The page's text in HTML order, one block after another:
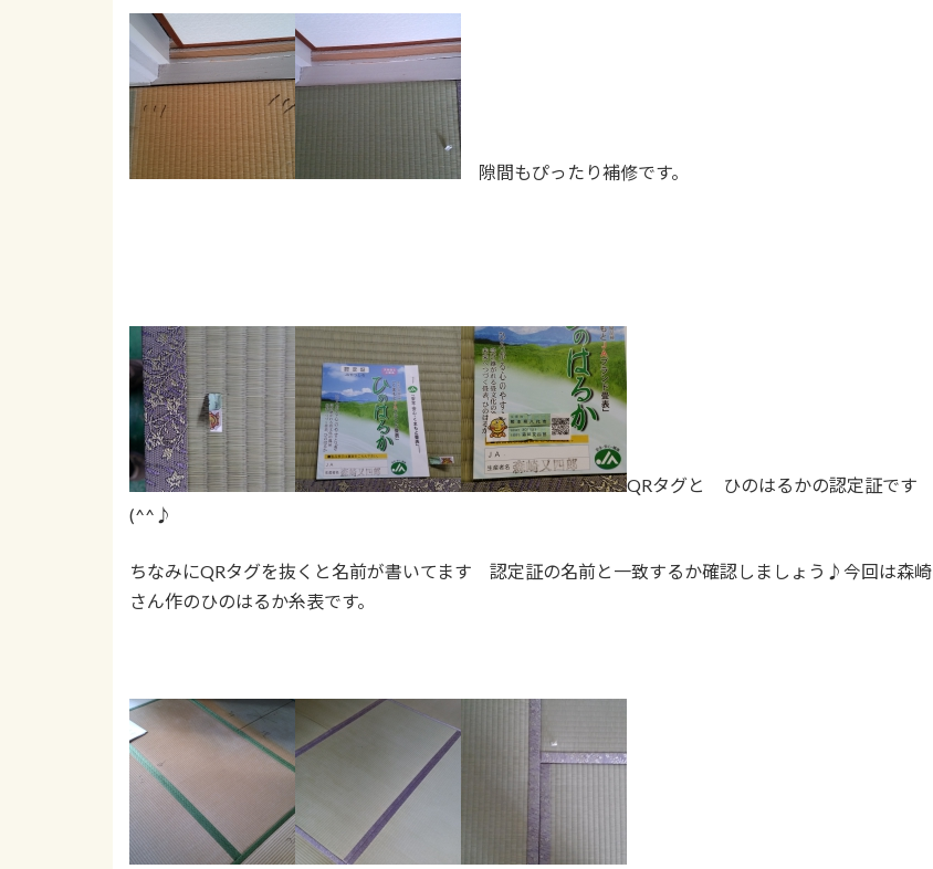
隙間もぴったり補修です。
QRタグと ひのはるかの認定証です
(^^♪
ちなみにQRタグを抜くと名前が書いてます 認定証の名前と一致するか確認しましょう♪今回は森崎
さん作のひのはるか糸表です。